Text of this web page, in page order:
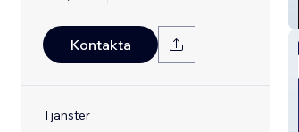
Kontakta
Tjänster